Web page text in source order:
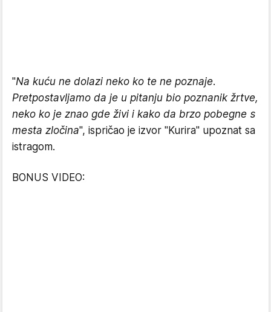
"Na kuću ne dolazi neko ko te ne poznaje.
Pretpostavljamo da je u pitanju bio poznanik žrtve,
neko ko je znao gde živi i kako da brzo pobegne s
mesta zločina", ispričao je izvor "Kurira" upoznat sa
istragom.
BONUS VIDEO: